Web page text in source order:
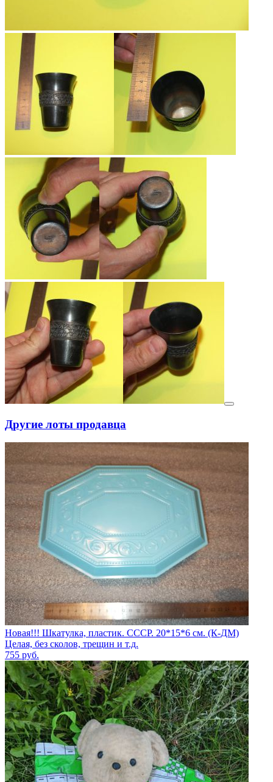
Другие лоты продавца
Новая!!! Шкатулка, пластик. СССР. 20*15*6 см. (К-ДМ)
Целая, без сколов, трещин и т.д.
755 руб.